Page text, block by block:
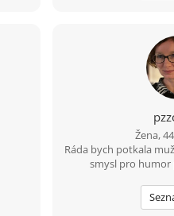
a
Žena,
Ráda bych potkala
smysl pro humor